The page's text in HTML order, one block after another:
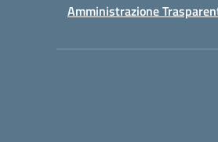
Amministrazione